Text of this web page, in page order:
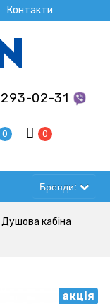
Контакти
293-02-31
0 0
Бренди:
Душова кабіна
акція